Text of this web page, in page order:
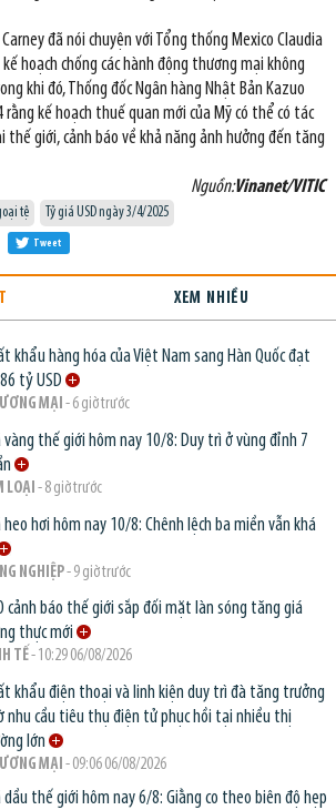
đã nói chuyện với Tổng thống Mexico Claudia
hoạch chống các hành động thương mại không
khi đó, Thống đốc Ngân hàng Nhật Bản Kazuo
kế hoạch thuế quan mới của Mỹ có thể có tác
thế giới, cảnh báo về khả năng ảnh hưởng đến tăng
Nguồn:Vinanet/VITIC
tệ Tỷ giá USD ngày 3/4/2025
Tweet
XEM NHIỀU
khẩu hàng hóa của Việt Nam sang Hàn Quốc đạt
tỷ USD
MẠI - 6 giờ trước
vàng thế giới hôm nay 10/8: Duy trì ở vùng đỉnh 7
LOẠI - 8 giờ trước
heo hơi hôm nay 10/8: Chênh lệch ba miền vẫn khá
NGHIỆP- 9 giờ trước
cảnh báo thế giới sắp đối mặt làn sóng tăng giá
thực mới
TẾ- 10:29 06/08/2026
khẩu điện thoại và linh kiện duy trì đà tăng trưởng
nhu cầu tiêu thụ điện tử phục hồi tại nhiều thị
lớn
MẠI - 09:06 06/08/2026
dầu thế giới hôm nay 6/8: Giằng co theo biên độ hẹp